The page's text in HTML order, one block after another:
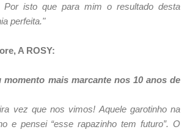
Por isto que para mim o resultado desta
perfeita."
A ROSY:
momento mais marcante nos 10 anos de
vez que nos vimos! Aquele garotinho na
e pensei “esse rapazinho tem futuro”. O